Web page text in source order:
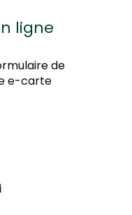
ligne
de
e-carte